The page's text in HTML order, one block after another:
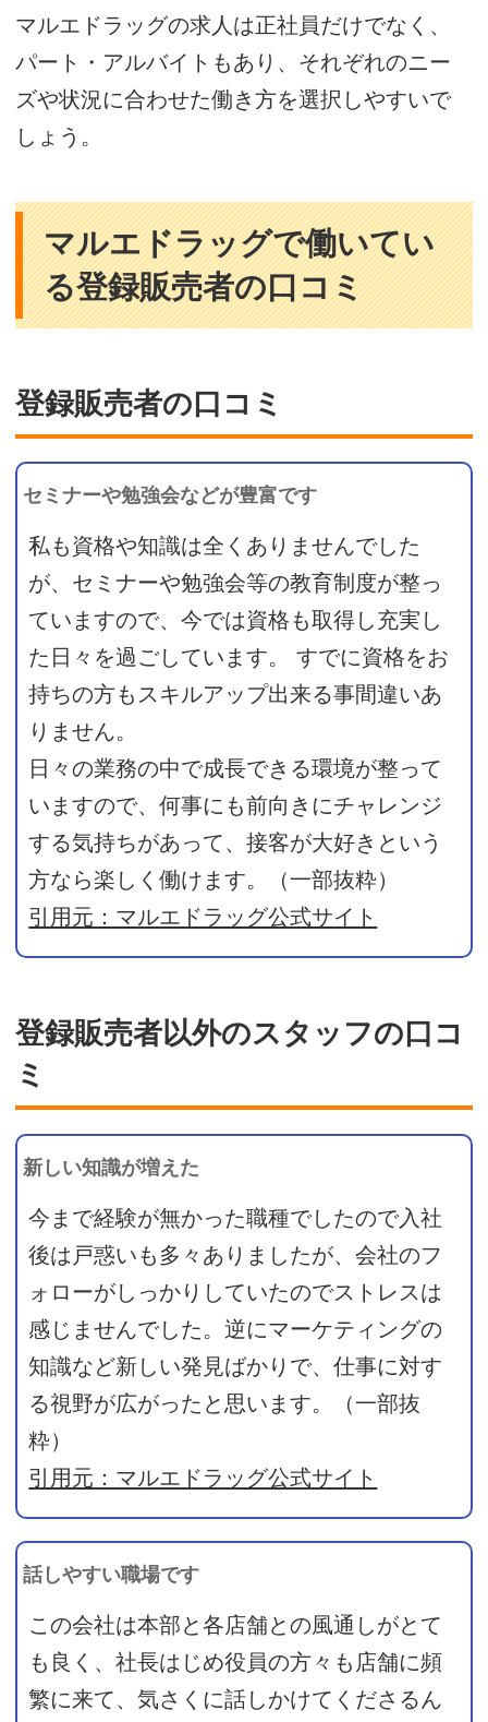
マルエドラッグの求人は正社員だけでなく、
パート・アルバイトもあり、それぞれのニー
ズや状況に合わせた働き方を選択しやすいで
しょう。
マルエドラッグで働いてい
る登録販売者の口コミ
登録販売者の口コミ
セミナーや勉強会などが豊富です
私も資格や知識は全くありませんでした
が、セミナーや勉強会等の教育制度が整っ
ていますので、今では資格も取得し充実し
た日々を過ごしています。 すでに資格をお
持ちの方もスキルアップ出来る事間違いあ
りません。
日々の業務の中で成長できる環境が整って
いますので、何事にも前向きにチャレンジ
する気持ちがあって、接客が大好きという
方なら楽しく働けます。（一部抜粋）
引用元：マルエドラッグ公式サイト
登録販売者以外のスタッフの口コ
ミ
新しい知識が増えた
今まで経験が無かった職種でしたので入社
後は戸惑いも多々ありましたが、会社のフ
ォローがしっかりしていたのでストレスは
感じませんでした。逆にマーケティングの
知識など新しい発見ばかりで、仕事に対す
る視野が広がったと思います。（一部抜
粋）
引用元：マルエドラッグ公式サイト
話しやすい職場です
この会社は本部と各店舗との風通しがとて
も良く、社長はじめ役員の方々も店舗に頻
繁に来て、気さくに話しかけてくださるん